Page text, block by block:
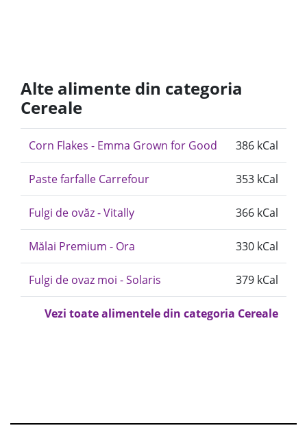
Alte alimente din categoria
Cereale
Corn Flakes - Emma Grown for Good 386 kCal
Paste farfalle Carrefour 353 kCal
Fulgi de ovăz - Vitally 366 kCal
Mălai Premium - Ora 330 kCal
Fulgi de ovaz moi - Solaris 379 kCal
Vezi toate alimentele din categoria Cereale